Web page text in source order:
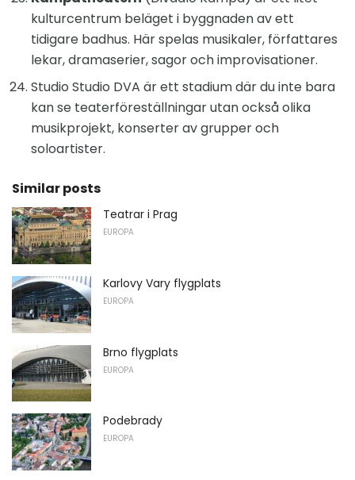
kulturcentrum beläget i byggnaden av ett
tidigare badhus. Här spelas musikaler, författares
lekar, dramaserier, sagor och improvisationer.
Studio Studio DVA är ett stadium där du inte bara
kan se teaterföreställningar utan också olika
musikprojekt, konserter av grupper och
soloartister.
Similar posts
Teatrar i Prag
EUROPA
Karlovy Vary flygplats
EUROPA
Brno flygplats
EUROPA
Podebrady
EUROPA